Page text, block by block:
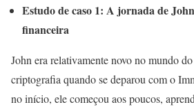
Estudo de caso 1: A jornada de
financeira
John era relativamente novo no mundo
criptografia quando se deparou com o
no início, ele começou aos poucos,